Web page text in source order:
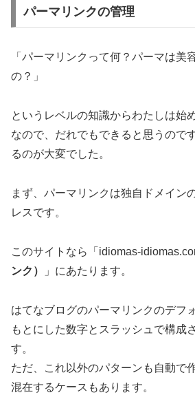
パーマリンクの管理
「パーマリンクって何？パーマは美
の？」
というレベルの知識からわたしは始
なので、だれでもできると思うので
るのが大変でした。
まず、パーマリンクは独自ドメイン
レスです。
このサイトなら「idiomas-
ンク）
」にあたります。
はてなブログのパーマリンクのデフ
もとにした数字とスラッシュで構成
す。
ただ、これ以外のパターンも自動で
混在するケースもあります。